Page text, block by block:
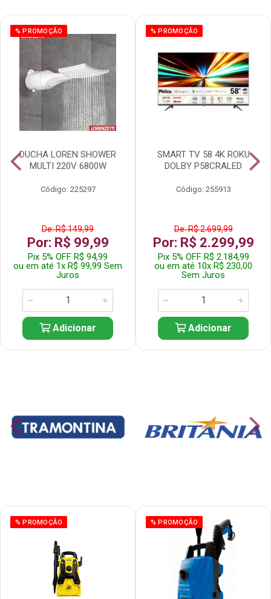
% PROMOÇÃO
DUCHA LOREN SHOWER
MULTI 220V 6800W
Código: 225297
De: R$ 149,99
Por: R$ 99,99
Pix 5% OFF R$ 94,99
ou em até 1x R$ 99,99 Sem
Juros
Adicionar
% PROMOÇÃO
SMART TV 58 4K ROKU
DOLBY P58CRALED
Código: 255913
De: R$ 2.699,99
Por: R$ 2.299,99
Pix 5% OFF R$ 2.184,99
ou em até 10x R$ 230,00
Sem Juros
Adicionar
% PROMOÇÃO % PROMOÇÃO